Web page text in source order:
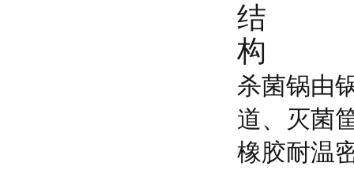
结
构
杀菌锅由
道、灭菌
橡胶耐温